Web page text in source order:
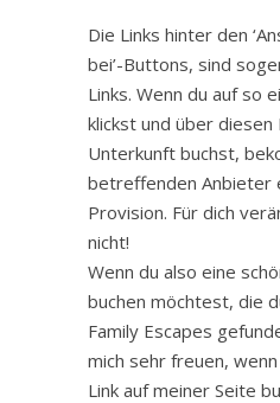
Die Links hinter den
bei’-Buttons, sind
Links. Wenn du auf so
klickst und über diesen
Unterkunft buchst,
betreffenden Anbieter
Provision. Für dich
nicht!
Wenn du also eine
buchen möchtest, die
Family Escapes
mich sehr freuen,
Link auf meiner Seite